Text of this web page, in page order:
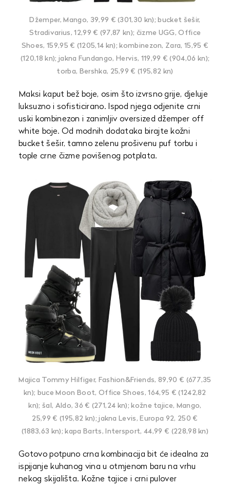
Džemper, Mango, 39,99 € (301,30 kn); bucket šešir,
Stradivarius, 12,99 € (97,87 kn); čizme UGG, Office
Shoes, 159,95 € (1205,14 kn); kombinezon, Zara, 15,95 €
(120,18 kn); jakna Fundango, Hervis, 119,99 € (904,06 kn);
torba, Bershka, 25,99 € (195,82 kn)
Maksi kaput bež boje, osim što izvrsno grije, djeluje
luksuzno i sofisticirano. Ispod njega odjenite crni
uski kombinezon i zanimljiv oversized džemper off
white boje. Od modnih dodataka birajte kožni
bucket šešir, tamno zelenu prošivenu puf torbu i
tople crne čizme povišenog potplata.
Majica Tommy Hilfiger, Fashion&Friends, 89,90 € (677,35
kn); buce Moon Boot, Office Shoes, 164,95 € (1242,82
kn); šal, Aldo, 36 € (271,24 kn); kožne tajice, Mango,
25,99 € (195,82 kn); jakna Levis, Europa 92, 250 €
(1883,63 kn); kapa Barts, Intersport, 44,99 € (228,98 kn)
Gotovo potpuno crna kombinacija bit će idealna za
ispijanje kuhanog vina u otmjenom baru na vrhu
nekog skijališta. Kožne tajice i crni pulover